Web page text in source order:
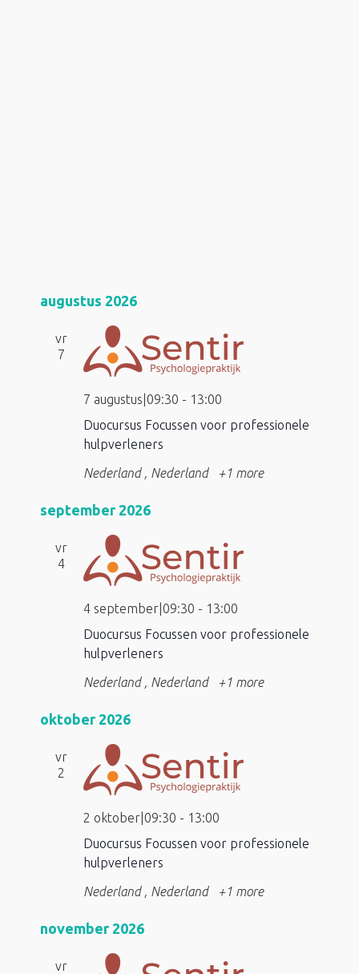
augustus 2026
vr
7
Duocursus Focussen voor professionele
hulpverleners
7 augustus|09:30 - 13:00
Nederland , Nederland +1 more
september 2026
vr
4
Duocursus Focussen voor professionele
hulpverleners
4 september|09:30 - 13:00
Nederland , Nederland +1 more
oktober 2026
vr
2
Duocursus Focussen voor professionele
hulpverleners
2 oktober|09:30 - 13:00
Nederland , Nederland +1 more
november 2026
vr